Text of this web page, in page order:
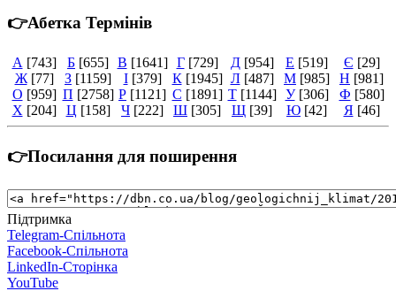
👉Абетка Термінів
А [743] Б [655] В [1641] Г [729] Д [954] Е [519] Є [29]
Ж [77] З [1159] І [379] К [1945] Л [487] М [985] Н [981]
О [959] П [2758] Р [1121] С [1891] Т [1144] У [306] Ф [580]
Х [204] Ц [158] Ч [222] Ш [305] Щ [39] Ю [42] Я [46]
👉Посилання для поширення
Підтримка
Telegram-Спільнота
Facebook-Спільнота
LinkedIn-Сторінка
YouTube